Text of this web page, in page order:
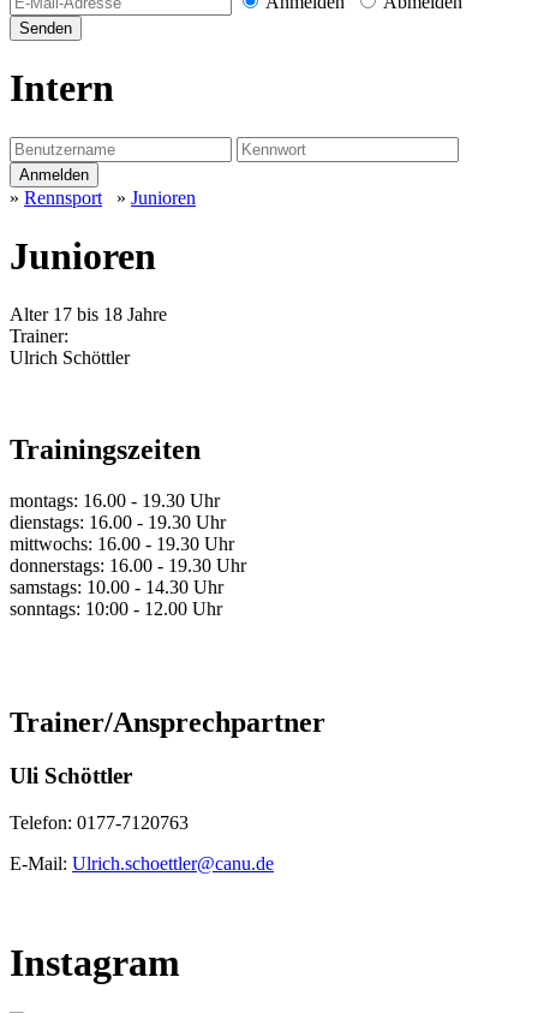
Intern
» Rennsport » Junioren
Junioren
Alter 17 bis 18 Jahre
Trainer:
Ulrich Schöttler
Trainingszeiten
montags: 16.00 - 19.30 Uhr
dienstags: 16.00 - 19.30 Uhr
mittwochs: 16.00 - 19.30 Uhr
donnerstags: 16.00 - 19.30 Uhr
samstags: 10.00 - 14.30 Uhr
sonntags: 10:00 - 12.00 Uhr
Trainer/Ansprechpartner
Uli Schöttler
Telefon: 0177-7120763
E-Mail: Ulrich.schoettler@canu.de
Instagram